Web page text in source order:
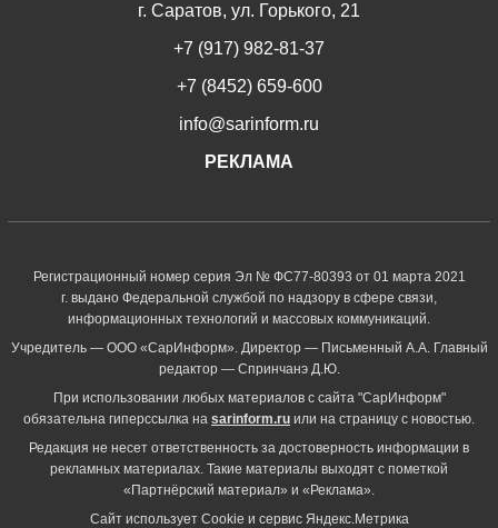
г. Саратов, ул. Горького, 21
+7 (917) 982-81-37
+7 (8452) 659-600
info@sarinform.ru
РЕКЛАМА
Регистрационный номер серия Эл № ФС77-80393 от 01 марта 2021
г. выдано Федеральной службой по надзору в сфере связи,
информационных технологий и массовых коммуникаций.
Учредитель — ООО «СарИнформ». Директор — Письменный А.А. Главный
редактор — Спринчанэ Д.Ю.
При использовании любых материалов с сайта "СарИнформ"
обязательна гиперссылка на sarinform.ru или на страницу с новостью.
Редакция не несет ответственность за достоверность информации в
рекламных материалах. Такие материалы выходят с пометкой
«Партнёрский материал» и «Реклама».
Сайт использует Cookie и сервиc Яндекс.Метрика